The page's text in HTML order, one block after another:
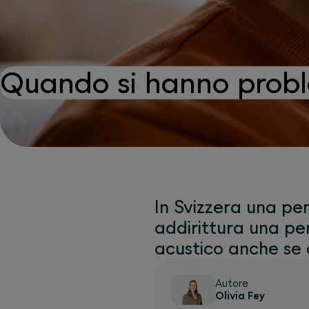
Quando si hanno
In Svizzera una
addirittura una
acustico anche se
Autore
Olivia Fey